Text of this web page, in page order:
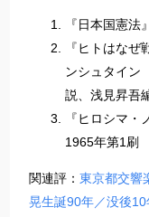
『日本国憲
『ヒトはな
ンシュタイン
説、浅見昇吾
『ヒロシマ
1965年第1刷
関連評： 東京都交響
晃生誕90年／没後